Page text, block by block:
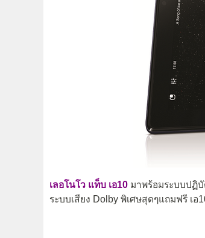
เลอโนโว แท็บ เอ10 มาพร้อมระบบปฏิ
ระบบเสียง Dolby พิเศษสุดๆแถมฟรี เ